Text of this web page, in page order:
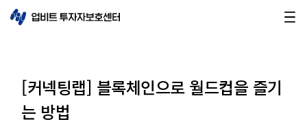
[커넥팅랩] 블록체인으로 월드컵을 즐기
는 방법